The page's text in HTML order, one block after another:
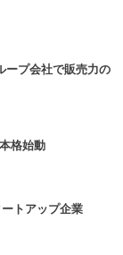
ープ会社で販売力の
格始動
トアップ企業